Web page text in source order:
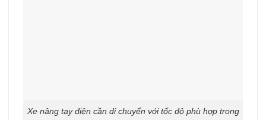
Xe nâng tay điện cần di chuyển với tốc độ phù hợp trong